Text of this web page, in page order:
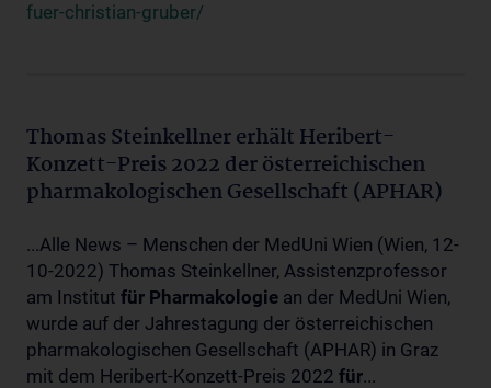
fuer-christian-gruber/
Thomas Steinkellner erhält Heribert-
Konzett-Preis 2022 der österreichischen
pharmakologischen Gesellschaft (APHAR)
...Alle News – Menschen der MedUni Wien (Wien, 12-
10-2022) Thomas Steinkellner, Assistenzprofessor
am Institut für Pharmakologie an der MedUni Wien,
wurde auf der Jahrestagung der österreichischen
pharmakologischen Gesellschaft (APHAR) in Graz
mit dem Heribert-Konzett-Preis 2022 für...